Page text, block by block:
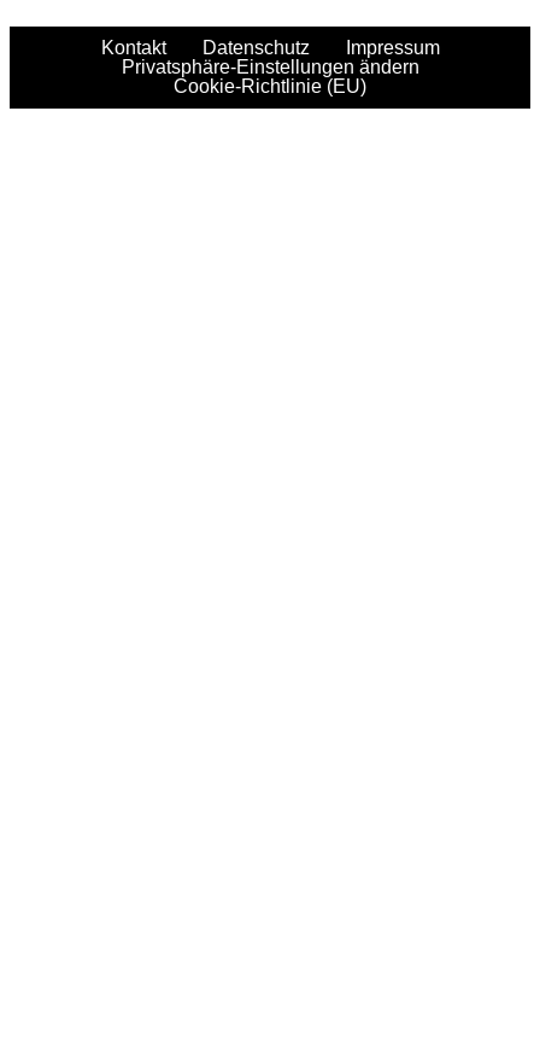
Kontakt Datenschutz
Impressum
Privatsphäre-Einstellungen ändern
Cookie-Richtlinie (EU)